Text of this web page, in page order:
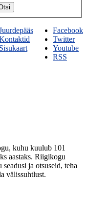
Facebook
Twitter
Youtube
RSS
Sisukaart
kuhu kuulub 101
aastaks. Riigikogu
ja otsuseid, teha
välissuhtlust.